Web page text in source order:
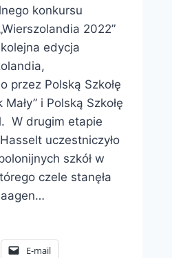
konkursu
2022”
edycja
przez Polską Szkołę
i Polską Szkołę
W drugim etapie
uczestniczyło
szkół w
czele stanęła
E-mail